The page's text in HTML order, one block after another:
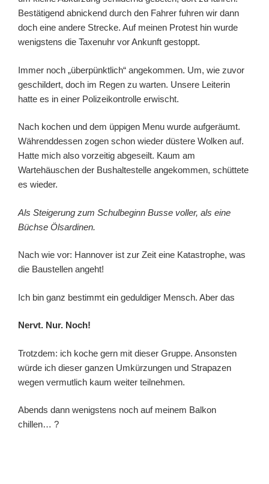
Bestätigend abnickend durch den Fahrer fuhren wir dann
doch eine andere Strecke. Auf meinen Protest hin wurde
wenigstens die Taxenuhr vor Ankunft gestoppt.
Immer noch „überpünktlich“ angekommen. Um, wie zuvor
geschildert, doch im Regen zu warten. Unsere Leiterin
hatte es in einer Polizeikontrolle erwischt.
Nach kochen und dem üppigen Menu wurde aufgeräumt.
Währenddessen zogen schon wieder düstere Wolken auf.
Hatte mich also vorzeitig abgeseilt. Kaum am
Wartehäuschen der Bushaltestelle angekommen, schüttete
es wieder.
Als Steigerung zum Schulbeginn Busse voller, als eine
Büchse Ölsardinen.
Nach wie vor: Hannover ist zur Zeit eine Katastrophe, was
die Baustellen angeht!
Ich bin ganz bestimmt ein geduldiger Mensch. Aber das
Nervt. Nur. Noch!
Trotzdem: ich koche gern mit dieser Gruppe. Ansonsten
würde ich dieser ganzen Umkürzungen und Strapazen
wegen vermutlich kaum weiter teilnehmen.
Abends dann wenigstens noch auf meinem Balkon
chillen… ?